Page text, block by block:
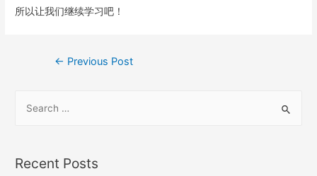
所以让我们继续学习吧！
Post← Previous Post
rRecent Posts